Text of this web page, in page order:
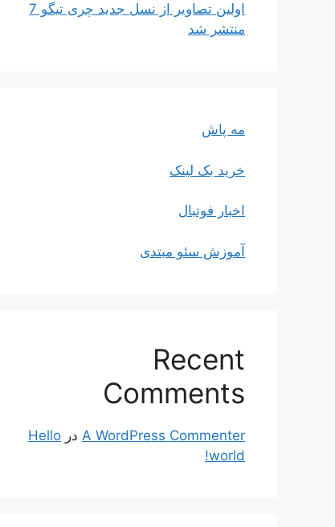
اولین تصاویر از نسل جدید چری تیگو 7
منتشر شد
مه پاش
خرید بک لینک
اخبار فوتبال
آموزش سئو مبتدی
Recent
Comments
A WordPress Commenter در Hello
world!